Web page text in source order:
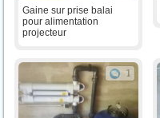
Gaine sur prise balai
pour alimentation
projecteur
1